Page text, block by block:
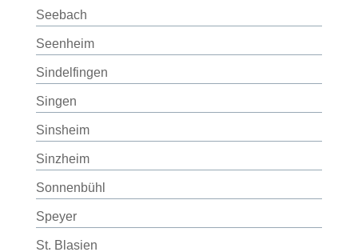
Seebach
Seenheim
Sindelfingen
Singen
Sinsheim
Sinzheim
Sonnenbühl
Speyer
St. Blasien